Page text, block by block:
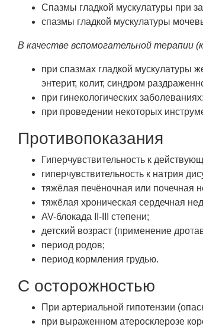
Спазмы гладкой мускулатуры при
спазмы гладкой мускулатуры
В качестве вспомогательной терапии
при спазмах гладкой мускулатуры
энтерит, колит, синдром
при гинекологических
при проведении некоторых
Противопоказания
Гиперчувствительность к
гиперчувствительность к натрия
тяжёлая печёночная или почечная
тяжёлая хроническая сердечная
AV-блокада II-III степени;
детский возраст (применение
период родов;
период кормления грудью.
С осторожностью
При артериальной гипотензии
при выраженном атеросклерозе